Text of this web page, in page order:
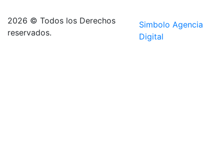
2026 © Todos los Derechos
reservados.
Simbolo Agencia
Digital